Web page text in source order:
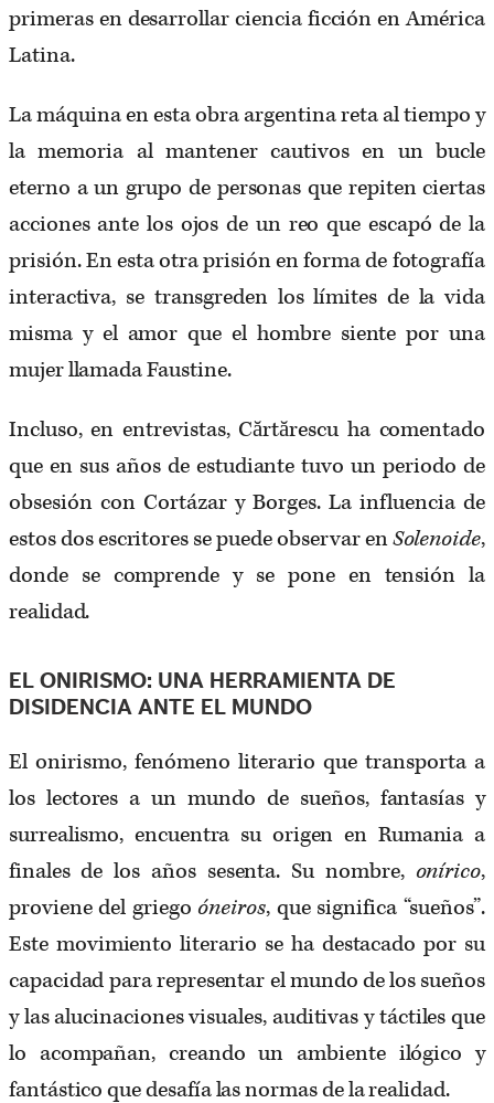
primeras en desarrollar ciencia ficción en América
Latina.
La máquina en esta obra argentina reta al tiempo y
la memoria al mantener cautivos en un bucle
eterno a un grupo de personas que repiten ciertas
acciones ante los ojos de un reo que escapó de la
prisión. En esta otra prisión en forma de fotografía
interactiva, se transgreden los límites de la vida
misma y el amor que el hombre siente por una
mujer llamada Faustine.
Incluso, en entrevistas, Cărtărescu ha comentado
que en sus años de estudiante tuvo un periodo de
obsesión con Cortázar y Borges. La influencia de
estos dos escritores se puede observar enSolenoide,
donde se comprende y se pone en tensión la
realidad.
EL ONIRISMO: UNA HERRAMIENTA DE
DISIDENCIA ANTE EL MUNDO
El onirismo, fenómeno literario que transporta a
los lectores a un mundo de sueños, fantasías y
surrealismo, encuentra su origen en Rumania a
finales de los años sesenta. Su nombre, onírico,
proviene del griegoóneiros, que significa “sueños”.
Este movimiento literario se ha destacado por su
capacidad para representar el mundo de los sueños
y las alucinaciones visuales, auditivas y táctiles que
lo acompañan, creando un ambiente ilógico y
fantástico que desafía las normas de la realidad.